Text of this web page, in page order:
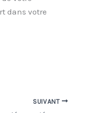
dans votre
SUIVANT